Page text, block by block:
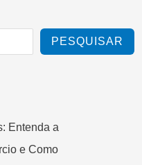
PESQUISAR
Entenda a
e Como